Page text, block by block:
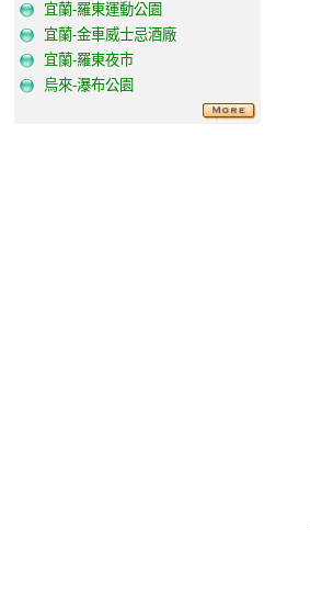
宜蘭-羅東運動公園
宜蘭-金車威士忌酒廠
宜蘭-羅東夜市
烏來-瀑布公園